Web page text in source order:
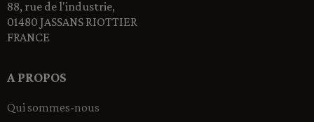
88, rue de l'industrie,
01480 JASSANS RIOTTIER
FRANCE
A PROPOS
Qui sommes-nous